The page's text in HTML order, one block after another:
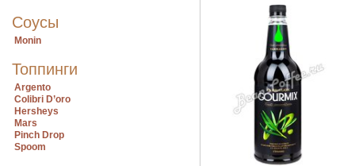
Соусы
Monin
Топпинги
Argento
Colibri D’oro
Hersheys
Mars
Pinch Drop
Spoom